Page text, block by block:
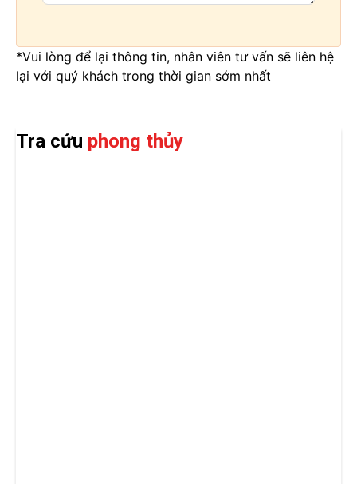
*Vui lòng để lại thông tin, nhân viên tư vấn sẽ liên hệ
lại với quý khách trong thời gian sớm nhất
Tra cứu phong thủy